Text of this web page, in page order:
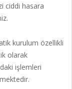
ciddi hasara
kurulum özellikli
olarak
işlemleri